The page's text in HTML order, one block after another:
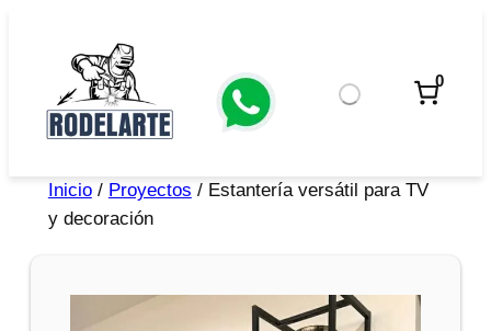
0
Inicio/ Proyectos / Estantería versátil para TV
y decoración